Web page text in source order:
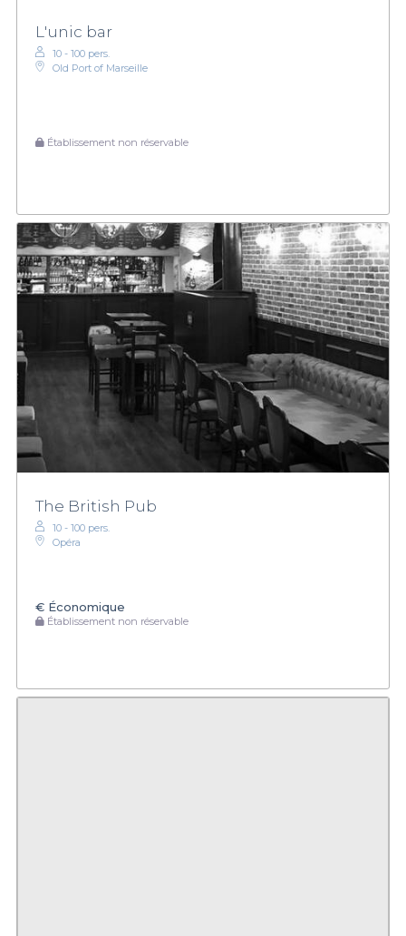
L'unic bar
10 - 100 pers.
Old Port of Marseille
Établissement non réservable
The British Pub
10 - 100 pers.
Opéra
€ Économique
Établissement non réservable